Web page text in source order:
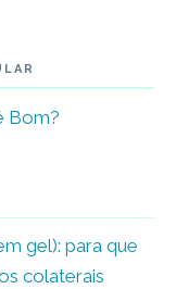
Bom?
gel): para que
colaterais